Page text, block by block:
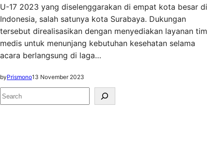
U-17 2023 yang diselenggarakan di empat kota besar di
Indonesia, salah satunya kota Surabaya. Dukungan
tersebut direalisasikan dengan menyediakan layanan tim
medis untuk menunjang kebutuhan kesehatan selama
acara berlangsung di laga…
byPrismono13 November 2023
S
e